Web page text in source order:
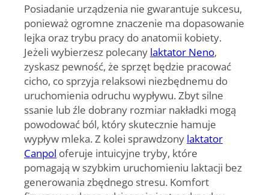
Posiadanie urządzenia nie gwarantuje sukcesu,
ponieważ ogromne znaczenie ma dopasowanie
lejka oraz trybu pracy do anatomii kobiety.
Jeżeli wybierzesz polecany laktator Neno,
zyskasz pewność, że sprzęt będzie pracować
cicho, co sprzyja relaksowi niezbędnemu do
uruchomienia odruchu wypływu. Zbyt silne
ssanie lub źle dobrany rozmiar nakładki mogą
powodować ból, który skutecznie hamuje
wypływ mleka. Z kolei sprawdzony laktator
Canpol oferuje intuicyjne tryby, które
pomagają w szybkim uruchomieniu laktacji bez
generowania zbędnego stresu. Komfort